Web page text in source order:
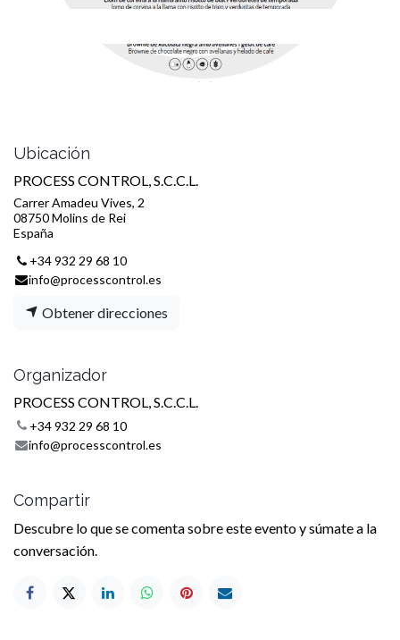
Ubicación
PROCESS CONTROL, S.C.C.L.
Carrer Amadeu Vives, 2
08750 Molins de Rei
España
+34 932 29 68 10
info@processcontrol.es
Obtener direcciones
Organizador
PROCESS CONTROL, S.C.C.L.
+34 932 29 68 10
info@processcontrol.es
Compartir
Descubre lo que se comenta sobre este evento y súmate a la
conversación.